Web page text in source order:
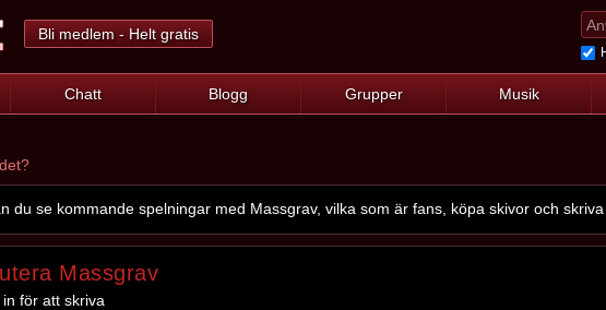
Bli medlem - Helt gratis
Chatt Blogg Grupper Musik
du se kommande spelningar med Massgrav, vilka som är fans, köpa skivor och skriva
Massgrav
för att skriva